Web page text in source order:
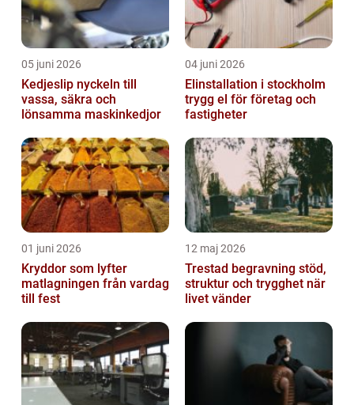
05 juni 2026
Kedjeslip nyckeln till
vassa, säkra och
lönsamma maskinkedjor
04 juni 2026
Elinstallation i stockholm
trygg el för företag och
fastigheter
01 juni 2026
Kryddor som lyfter
matlagningen från vardag
till fest
12 maj 2026
Trestad begravning stöd,
struktur och trygghet när
livet vänder